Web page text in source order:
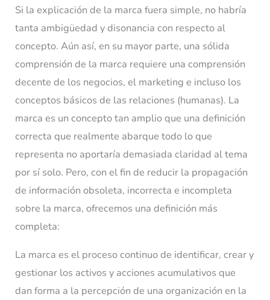
Si la explicación de la marca fuera simple, no habría
tanta ambigüedad y disonancia con respecto al
concepto. Aún así, en su mayor parte, una sólida
comprensión de la marca requiere una comprensión
decente de los negocios, el marketing e incluso los
conceptos básicos de las relaciones (humanas). La
marca es un concepto tan amplio que una definición
correcta que realmente abarque todo lo que
representa no aportaría demasiada claridad al tema
por sí solo. Pero, con el fin de reducir la propagación
de información obsoleta, incorrecta e incompleta
sobre la marca, ofrecemos una definición más
completa:
La marca es el proceso continuo de identificar, crear y
gestionar los activos y acciones acumulativos que
dan forma a la percepción de una organización en la